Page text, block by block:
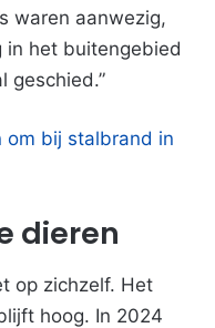
waren aanwezig,
in het buitengebied
geschied.”
om bij stalbrand in
dieren
op zichzelf. Het
hoog. In 2024